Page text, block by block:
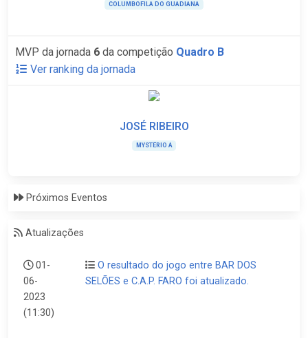
COLUMBOFILA DO GUADIANA
MVP da jornada 6 da competição Quadro B
Ver ranking da jornada
JOSÉ RIBEIRO
MYSTÉRIO A
Próximos Eventos
Atualizações
01-
06-
2023
(11:30)
O resultado do jogo entre BAR DOS
SELÕES e C.A.P. FARO foi atualizado.